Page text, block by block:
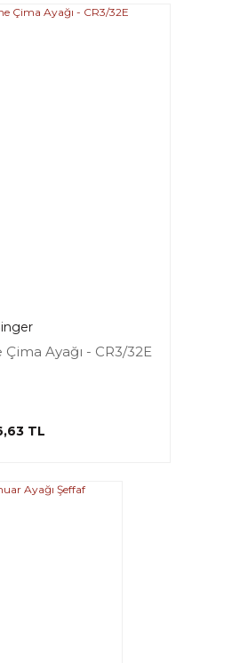
Ayağı - CR3/32E
TL